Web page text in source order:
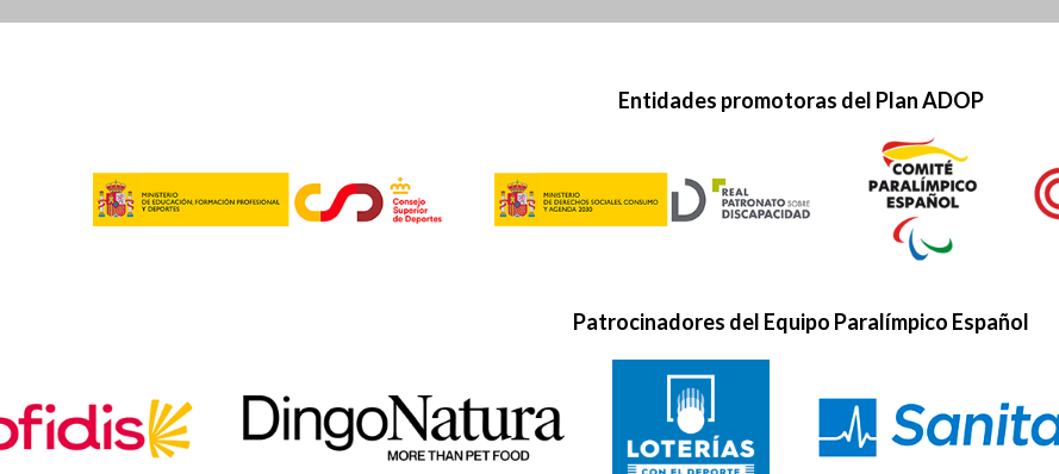
Entidades promotoras del Plan ADOP
Patrocinadores del Equipo Paralímpico Español